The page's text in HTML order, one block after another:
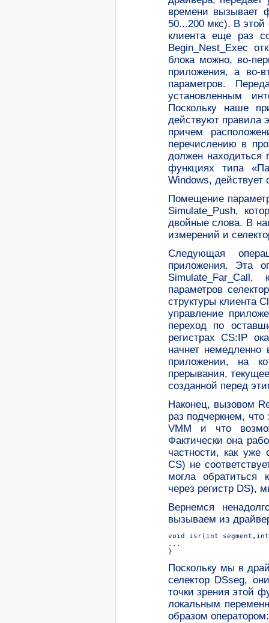
времени вызывает
50...200 мкс). В этой
клиента еще раз
Begin_Nest_Exec
блока можно, во-
приложения, а во-
параметров.
установленным
Поскольку наше
действуют правила
причем
перечислению в
должен
функциях типа
Windows, действует
Помещение
Simulate_Push,
двойные слова. В
измерений и
Следующая
приложения. Эта
параметров
структуры клиента
управление
переход по
регистрах CS:IP
начнет
приложении, на
прерывания,
созданной перед
Наконец, вызовом
раз подчеркнем,
VMM и что
Фактически она
частности, как уже
CS) не
могла обратиться
через регистр DS),
Вернемся
вызываем из
void isr(int
...
}
Поскольку мы в
селектор DSseg,
точки зрения этой
локальным
образом оператором: